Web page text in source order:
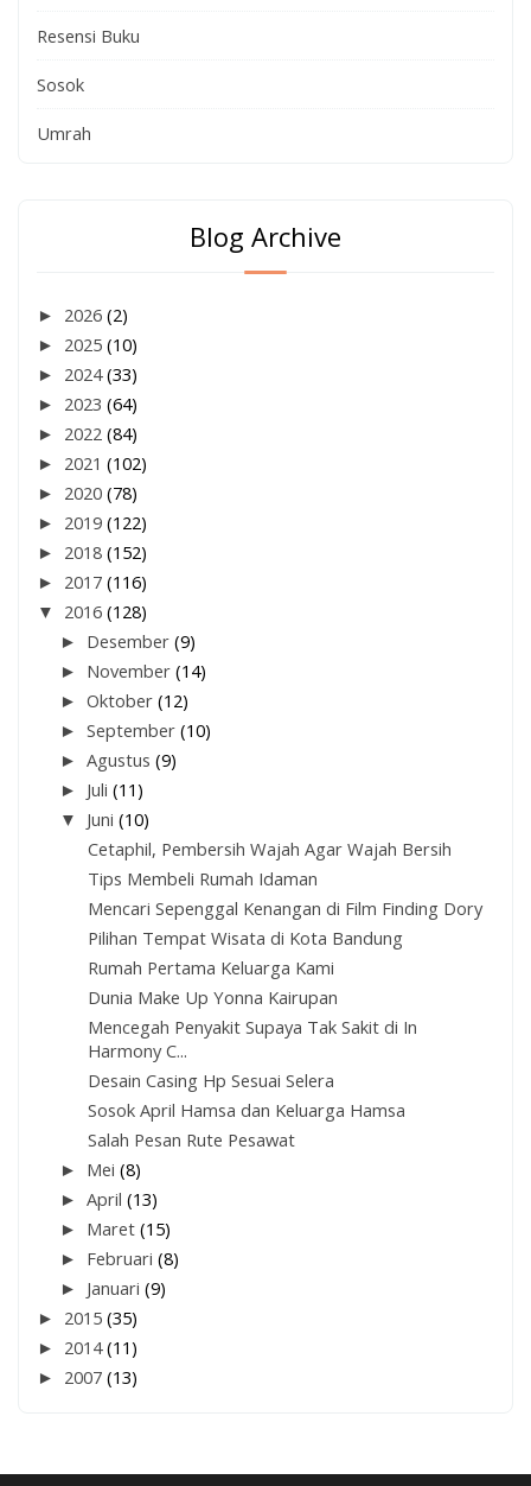
Resensi Buku
Sosok
Umrah
Blog Archive
► 2026 (2)
► 2025 (10)
► 2024(33)
► 2023 (64)
► 2022 (84)
► 2021 (102)
► 2020 (78)
► 2019 (122)
► 2018 (152)
► 2017 (116)
▼ 2016 (128)
► Desember(9)
► November(14)
►Oktober(12)
►September(10)
►Agustus(9)
► Juli(11)
▼ Juni(10)
Cetaphil, Pembersih Wajah Agar Wajah Bersih
Tips Membeli Rumah Idaman
Mencari Sepenggal Kenangan di Film Finding Dory
Pilihan Tempat Wisata di Kota Bandung
Rumah Pertama Keluarga Kami
Dunia Make Up Yonna Kairupan
Mencegah Penyakit Supaya Tak Sakit di In
Harmony C...
Desain Casing Hp Sesuai Selera
Sosok April Hamsa dan Keluarga Hamsa
Salah Pesan Rute Pesawat
► Mei(8)
►April(13)
► Maret(15)
► Februari(8)
► Januari(9)
► 2015 (35)
► 2014(11)
► 2007 (13)